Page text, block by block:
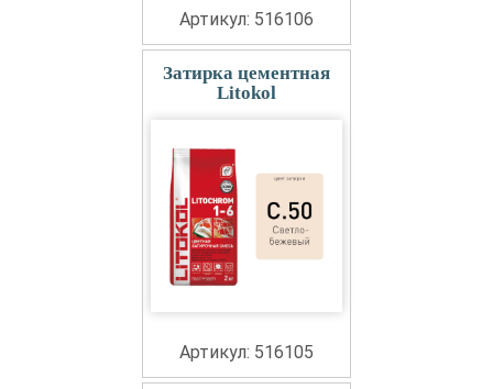
Артикул: 516106
Затирка цементная
Litokol
Артикул: 516105